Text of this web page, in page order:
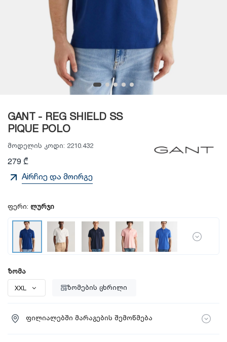
GANT - REG SHIELD SS
PIQUE POLO
მოდელის კოდი: 2210.432
279 ₾
Aiრჩიე და მოირგე
ფერი: ლურჯი
ზომა
ზომების ცხრილი
ფილიალებში მარაგების შემოწმება